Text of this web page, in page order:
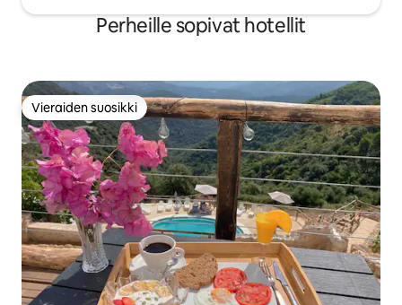
Perheille sopivat hotellit
Vieraiden suosikki
Vieraiden suosikki